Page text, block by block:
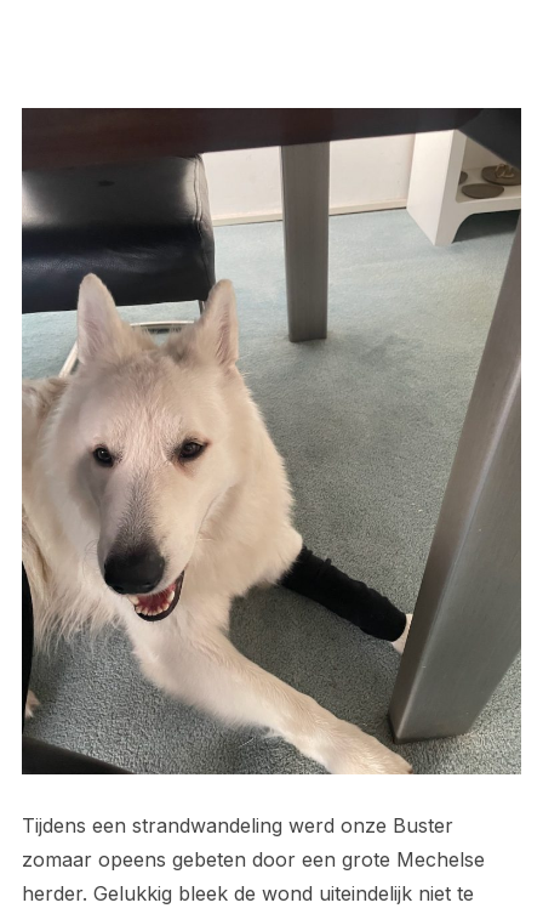
Tijdens een strandwandeling werd onze Buster
zomaar opeens gebeten door een grote Mechelse
herder. Gelukkig bleek de wond uiteindelijk niet te